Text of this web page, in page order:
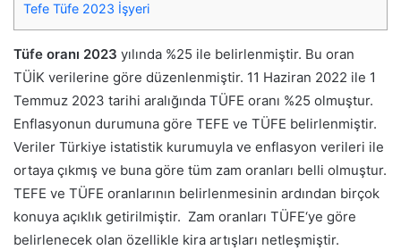
Tefe Tüfe 2023 İşyeri
Tüfe oranı 2023 yılında %25 ile belirlenmiştir. Bu oran
TÜİK verilerine göre düzenlenmiştir. 11 Haziran 2022 ile 1
Temmuz 2023 tarihi aralığında TÜFE oranı %25 olmuştur.
Enflasyonun durumuna göre TEFE ve TÜFE belirlenmiştir.
Veriler Türkiye istatistik kurumuyla ve enflasyon verileri ile
ortaya çıkmış ve buna göre tüm zam oranları belli olmuştur.
TEFE ve TÜFE oranlarının belirlenmesinin ardından birçok
konuya açıklık getirilmiştir. Zam oranları TÜFE‘ye göre
belirlenecek olan özellikle kira artışları netleşmiştir.